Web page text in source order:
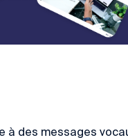
à des messages